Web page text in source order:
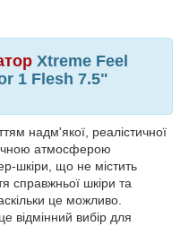
Xtreme Feel
1 Flesh 7.5"
надм'якої, реалістичної
атмосферою
шкіри, що не містить
справжньої шкіри та
це можливо.
відмінний вибір для